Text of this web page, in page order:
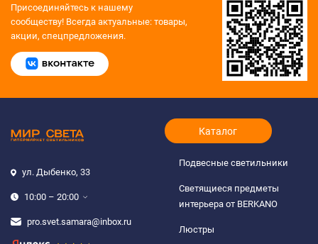
Присоединяйтесь к нашему
сообществу! Всегда актуальные: товары,
акции, спецпредложения.
ул. Дыбенко, 33
10:00 – 20:00
pro.svet.samara@inbox.ru
Каталог
Подвесные светильники
Светящиеся предметы
интерьера от BERKANO
Люстры